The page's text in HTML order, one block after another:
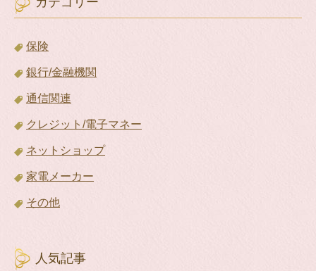
保険
銀行/金融機関
通信関連
クレジット/電子マネー
ネットショップ
家電メーカー
その他
人気記事